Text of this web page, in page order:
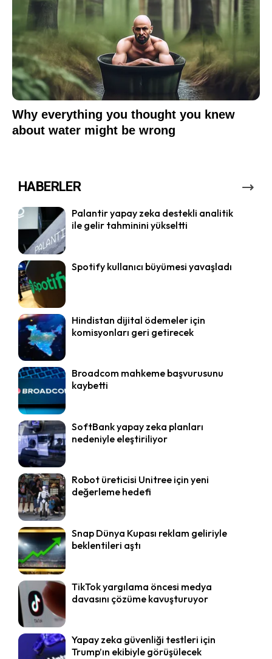
HABERLER
Palantir yapay zeka destekli analitik
ile gelir tahminini yükseltti
Spotify kullanıcı büyümesi yavaşladı
Hindistan dijital ödemeler için
komisyonları geri getirecek
Broadcom mahkeme başvurusunu
kaybetti
SoftBank yapay zeka planları
nedeniyle eleştiriliyor
Robot üreticisi Unitree için yeni
değerleme hedefi
Snap Dünya Kupası reklam geliriyle
beklentileri aştı
TikTok yargılama öncesi medya
davasını çözüme kavuşturuyor
Yapay zeka güvenliği testleri için
Trump’ın ekibiyle görüşülecek